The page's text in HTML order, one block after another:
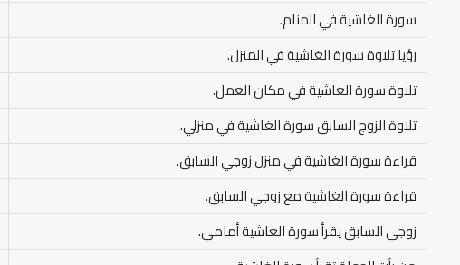
سورة الغاشية في المنام.
رؤيا تلاوة سورة الغاشية في المنزل.
تلاوة سورة الغاشية في مكان العمل.
تلاوة الزوج السابق سورة الغاشية في منزلي.
قراءة سورة الغاشية في منزل زوجي السابق.
قراءة سورة الغاشية مع زوجي السابق.
زوجي السابق يقرأ سورة الغاشية أمامي.